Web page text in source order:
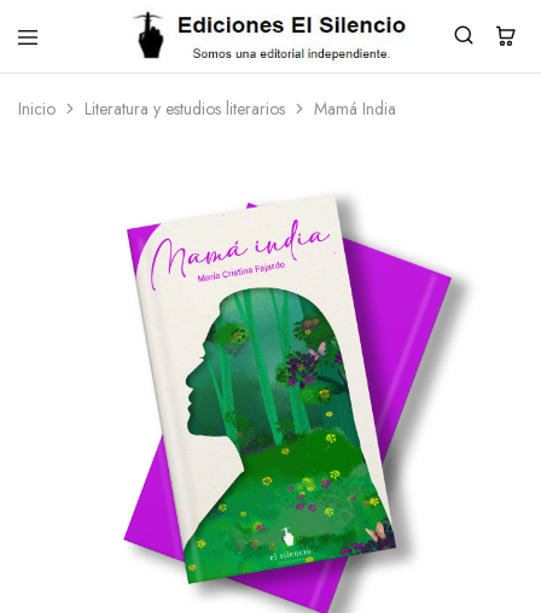
El
Silencio
Editorial
Inicio Literatura y estudios literarios Mamá India